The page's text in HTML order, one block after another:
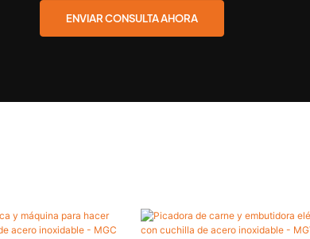
ENVIAR CONSULTA AHORA